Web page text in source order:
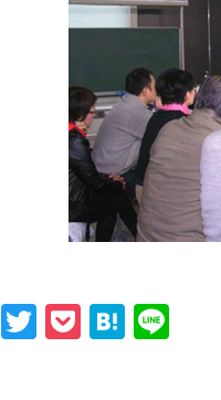
Facebook
Twitter
PocketHatena